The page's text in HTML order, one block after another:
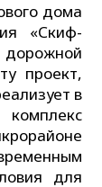
дома
«Скиф-
проект,
в
для